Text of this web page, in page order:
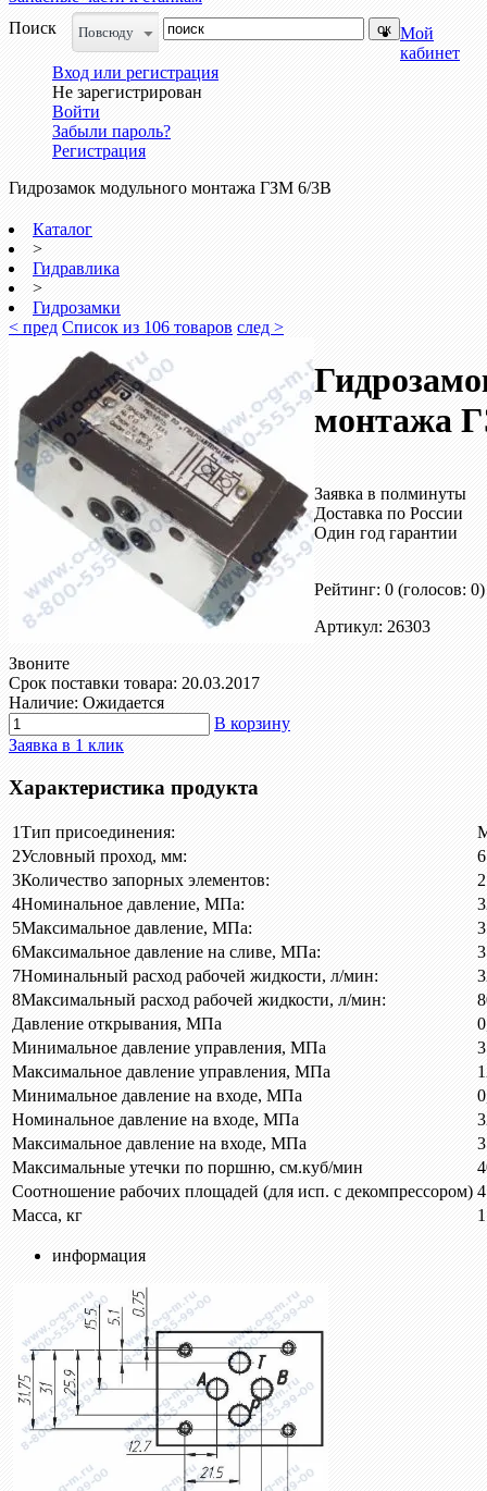
Поиск
Повсюду
Мой
кабинет
Вход или регистрация
Не зарегистрирован
Войти
Забыли пароль?
Регистрация
Гидрозамок модульного монтажа ГЗМ 6/3В
Каталог
>
Гидравлика
>
Гидрозамки
< пред Список из 106 товаров след >
монтажа
Заявка в полминуты
Доставка по России
Один год гарантии
Рейтинг: 0 (голосов: 0)
Артикул: 26303
Звоните
Срок поставки товара: 20.03.2017
Наличие: Ожидается
В корзину
Заявка в 1 клик
Характеристика продукта
1Тип присоединения:
2Условный проход, мм:
6
3Количество запорных элементов:
2
4Номинальное давление, МПа:
5Максимальное давление, МПа:
6Максимальное давление на сливе, МПа:
7Номинальный расход рабочей жидкости, л/мин:
8Максимальный расход рабочей жидкости, л/мин:
Давление открывания, МПа
Минимальное давление управления, МПа
Максимальное давление управления, МПа
Минимальное давление на входе, МПа
Номинальное давление на входе, МПа
Максимальное давление на входе, МПа
Максимальные утечки по поршню, см.куб/мин
Соотношение рабочих площадей (для исп. с декомпрессором)
Масса, кг
информация